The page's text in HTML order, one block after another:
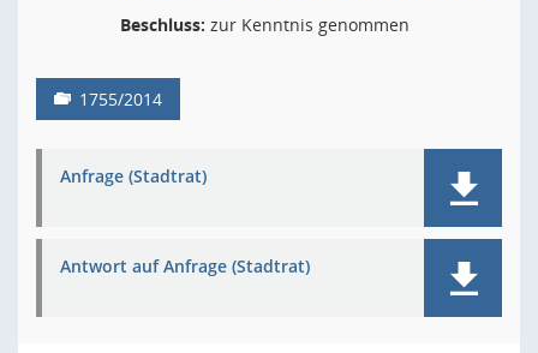
Beschluss: zur Kenntnis genommen
1755/2014
Anfrage (Stadtrat)
Antwort auf Anfrage (Stadtrat)